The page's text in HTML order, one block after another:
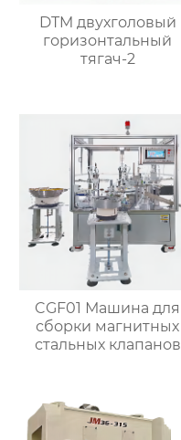
DTM двухголовый
горизонтальный
тягач-2
CGF01 Машина для
сборки магнитных
стальных клапанов